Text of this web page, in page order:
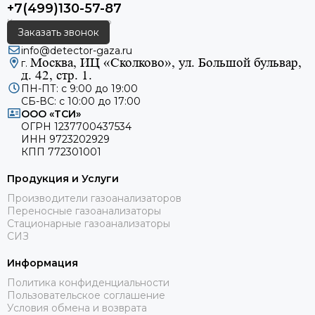
+7(499)130-57-87
Заказать звонок
info@detector-gaza.ru
г. Москва, ИЦ «Сколково», ул. Большой бульвар,
д. 42, стр. 1.
ПН-ПТ: с 9:00 до 19:00
СБ-ВС: с 10:00 до 17:00
ООО «ТСИ»
ОГРН 1237700437534
ИНН 9723202929
КПП 772301001
Продукция и Услуги
Производители газоанализаторов
Переносные газоанализаторы
Стационарные газоанализаторы
СИЗ
Информация
Политика конфиденциальности
Пользовательское соглашение
Условия обмена и возврата